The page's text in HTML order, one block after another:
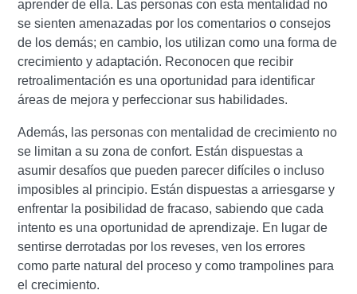
aprender de ella. Las personas con esta mentalidad no
se sienten amenazadas por los comentarios o consejos
de los demás; en cambio, los utilizan como una forma de
crecimiento y adaptación. Reconocen que recibir
retroalimentación es una oportunidad para identificar
áreas de mejora y perfeccionar sus habilidades.
Además, las personas con mentalidad de crecimiento no
se limitan a su zona de confort. Están dispuestas a
asumir desafíos que pueden parecer difíciles o incluso
imposibles al principio. Están dispuestas a arriesgarse y
enfrentar la posibilidad de fracaso, sabiendo que cada
intento es una oportunidad de aprendizaje. En lugar de
sentirse derrotadas por los reveses, ven los errores
como parte natural del proceso y como trampolines para
el crecimiento.